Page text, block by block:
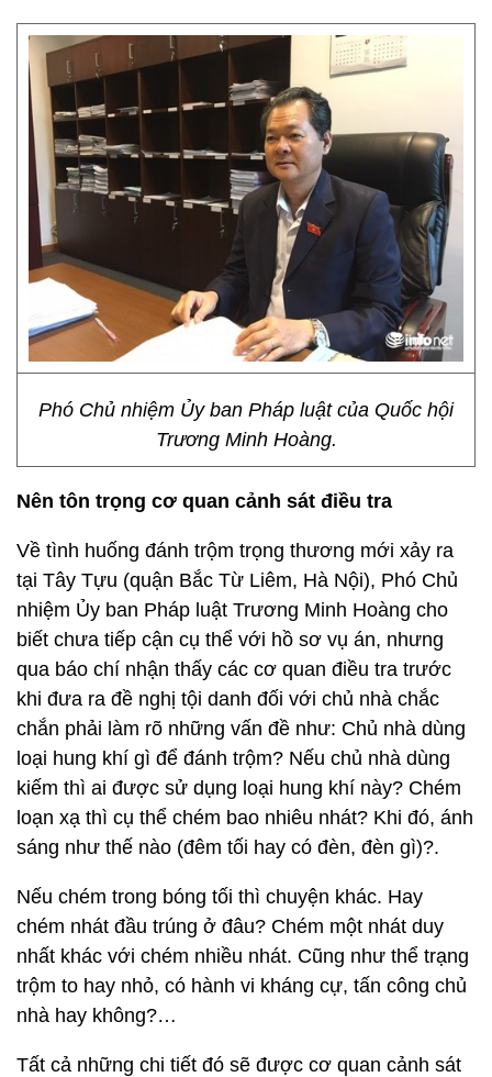
Phó Chủ nhiệm Ủy ban Pháp luật của Quốc hội
Trương Minh Hoàng.
Nên tôn trọng cơ quan cảnh sát điều tra
Về tình huống đánh trộm trọng thương mới xảy ra
tại Tây Tựu (quận Bắc Từ Liêm, Hà Nội), Phó Chủ
nhiệm Ủy ban Pháp luật Trương Minh Hoàng cho
biết chưa tiếp cận cụ thể với hồ sơ vụ án, nhưng
qua báo chí nhận thấy các cơ quan điều tra trước
khi đưa ra đề nghị tội danh đối với chủ nhà chắc
chắn phải làm rõ những vấn đề như: Chủ nhà dùng
loại hung khí gì để đánh trộm? Nếu chủ nhà dùng
kiếm thì ai được sử dụng loại hung khí này? Chém
loạn xạ thì cụ thể chém bao nhiêu nhát? Khi đó, ánh
sáng như thế nào (đêm tối hay có đèn, đèn gì)?.
Nếu chém trong bóng tối thì chuyện khác. Hay
chém nhát đầu trúng ở đâu? Chém một nhát duy
nhất khác với chém nhiều nhát. Cũng như thể trạng
trộm to hay nhỏ, có hành vi kháng cự, tấn công chủ
nhà hay không?…
Tất cả những chi tiết đó sẽ được cơ quan cảnh sát